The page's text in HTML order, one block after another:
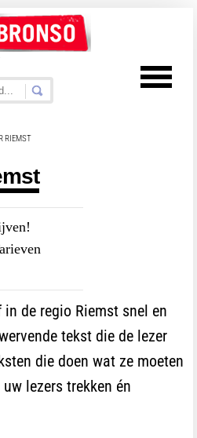
RIEMST
de regio Riemst snel en
tekst die de lezer
die doen wat ze moeten
lezers trekken én